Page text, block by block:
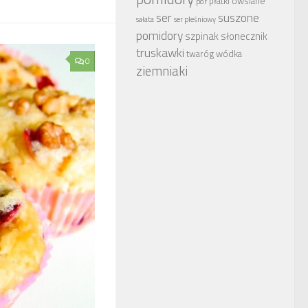
0
sałata serser pleśniowy suszone
pomidoryszpinaksłonecznik
truskawki twarógwódka
ziemniaki